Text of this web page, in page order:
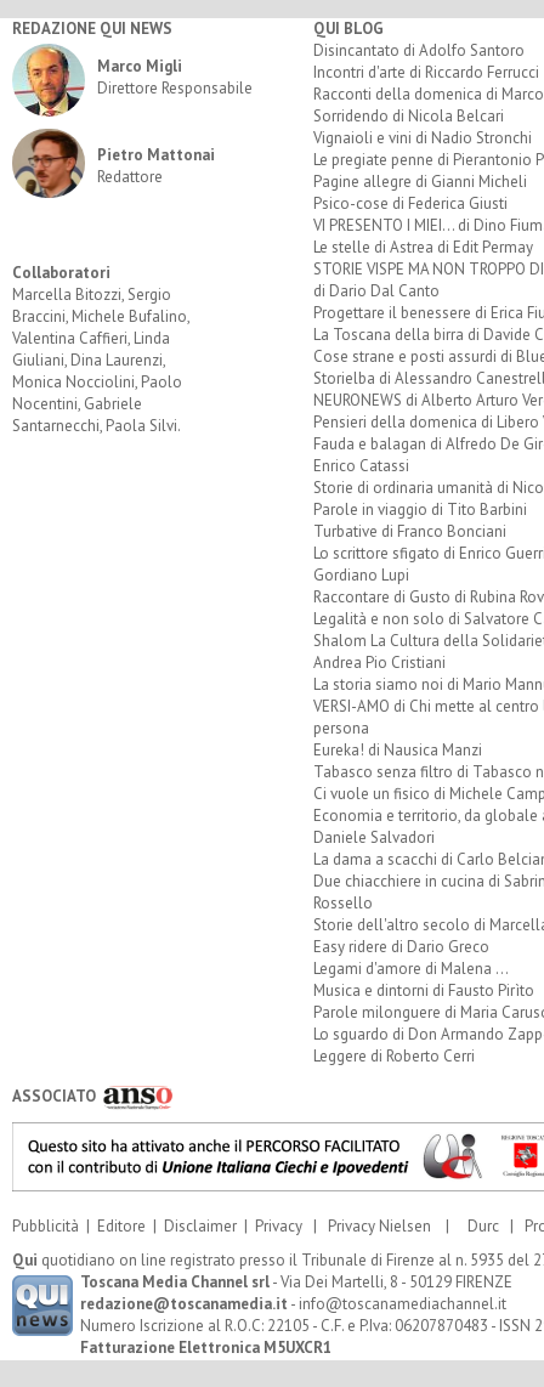
REDAZIONE QUI NEWS
Marco Migli
Direttore Responsabile
Pietro Mattonai
Redattore
Collaboratori
Marcella Bitozzi, Sergio
Braccini, Michele Bufalino,
Valentina Caffieri, Linda
Giuliani, Dina Laurenzi,
Monica Nocciolini, Paolo
Nocentini, Gabriele
Santarnecchi, Paola Silvi.
QUI BLOG
Disincantato di Adolfo Santoro
Incontri d'arte di Riccardo Ferrucci
Racconti della domenica di
Sorridendo di Nicola Belcari
Vignaioli e vini di Nadio Stronchi
Le pregiate penne di Pierantonio
Pagine allegre di Gianni Micheli
Psico-cose di Federica Giusti
VI PRESENTO I MIEI... di Dino
Le stelle di Astrea di Edit Permay
STORIE VISPE MA NON TROPPO
di Dario Dal Canto
Progettare il benessere di Erica
La Toscana della birra di Davide
Cose strane e posti assurdi di
Storielba di Alessandro
NEURONEWS di Alberto Arturo
Pensieri della domenica di Libero
Fauda e balagan di Alfredo De
Enrico Catassi
Storie di ordinaria umanità di
Parole in viaggio di Tito Barbini
Turbative di Franco Bonciani
Lo scrittore sfigato di Enrico
Gordiano Lupi
Raccontare di Gusto di Rubina
Legalità e non solo di Salvatore
Shalom La Cultura della
Andrea Pio Cristiani
La storia siamo noi di Mario
VERSI-AMO di Chi mette al centro
persona
Eureka! di Nausica Manzi
Tabasco senza filtro di Tabasco
Ci vuole un fisico di Michele
Economia e territorio, da globale
Daniele Salvadori
La dama a scacchi di Carlo
Due chiacchiere in cucina di
Rossello
Storie dell'altro secolo di
Easy ridere di Dario Greco
Legami d'amore di Malena ...
Musica e dintorni di Fausto Pirìto
Parole milonguere di Maria
Lo sguardo di Don Armando
Leggere di Roberto Cerri
ASSOCIATO
Pubblicità | Editore | Disclaimer | Privacy | Privacy Nielsen | Durc |
Qui quotidiano on line registrato presso il Tribunale di Firenze al n. 5935 del
Toscana Media Channel srl- Via Dei Martelli, 8 - 50129 FIRENZE
redazione@toscanamedia.it - info@toscanamediachannel.it
Numero Iscrizione al R.O.C: 22105 - C.F. e P.Iva: 06207870483 - ISSN
Fatturazione Elettronica M5UXCR1